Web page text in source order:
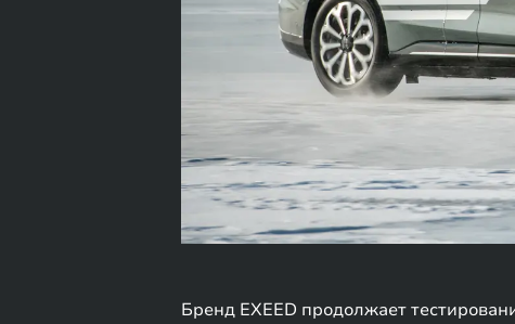
Бренд EXEED продолжает